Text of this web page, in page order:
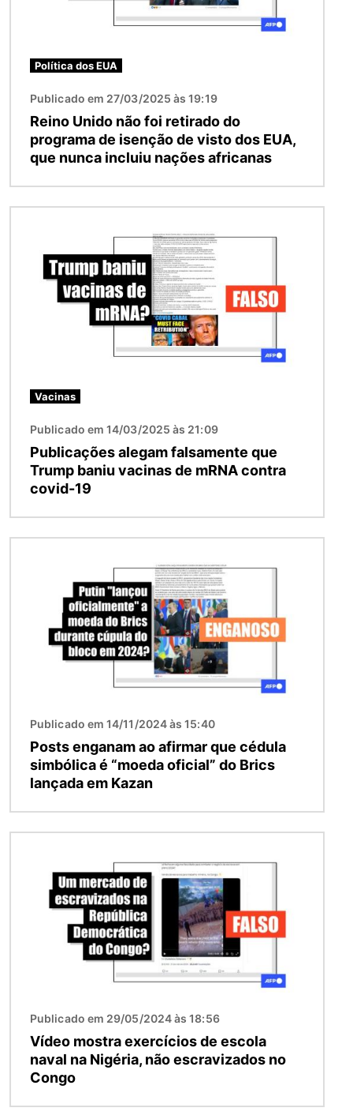
Política dos EUA
Publicado em 27/03/2025 às 19:19
Reino Unido não foi retirado do
programa de isenção de visto dos EUA,
que nunca incluiu nações africanas
Vacinas
Publicado em 14/03/2025 às 21:09
Publicações alegam falsamente que
Trump baniu vacinas de mRNA contra
covid-19
Publicado em 14/11/2024 às 15:40
Posts enganam ao afirmar que cédula
simbólica é “moeda oficial” do Brics
lançada em Kazan
Publicado em 29/05/2024 às 18:56
Vídeo mostra exercícios de escola
naval na Nigéria, não escravizados no
Congo